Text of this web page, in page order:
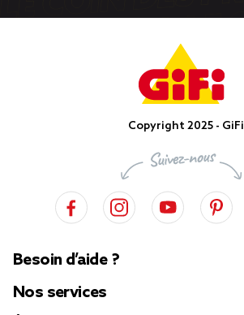
Copyright 2025 - GiFi
Besoin d’aide ?
Nos services